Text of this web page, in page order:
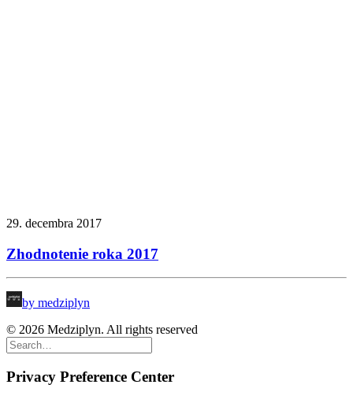
29. decembra 2017
Zhodnotenie roka 2017
by medziplyn
© 2026 Medziplyn. All rights reserved
Privacy Preference Center